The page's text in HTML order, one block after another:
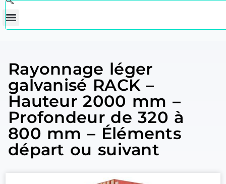
Rayonnage léger
galvanisé RACK –
Hauteur 2000 mm –
Profondeur de 320 à
800 mm – Éléments
départ ou suivant